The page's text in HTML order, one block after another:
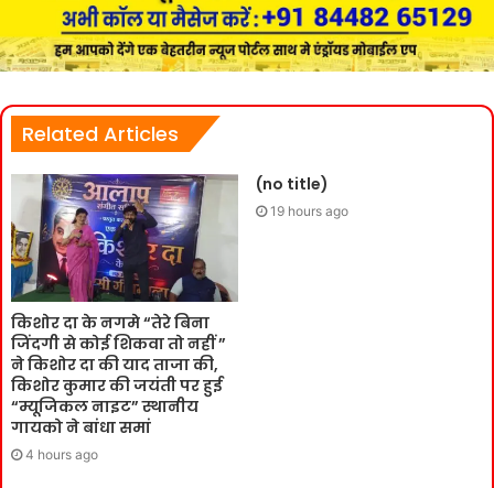
Related Articles
किशोर दा के नगमे “तेरे बिना
जिंदगी से कोई शिकवा तो नहीं ”
ने किशोर दा की याद ताजा की,
किशोर कुमार की जयंती पर हुई
“म्यूजिकल नाइट” स्थानीय
गायको ने बांधा समां
4 hours ago
(no title)
19 hours ago